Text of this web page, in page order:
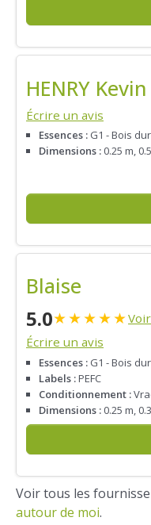
HENRY Kevin
Écrire un avis
Essences : G1 - Bois
Dimensions : 0.25 m,
Blaise
5.0★★★★★
Écrire un avis
Essences : G1 - Bois
Labels :PEFC
Conditionnement :
Dimensions : 0.25 m,
Voir tous les
autour de moi.